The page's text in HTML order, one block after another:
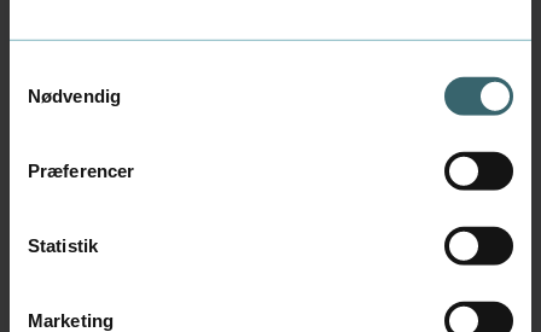
Nødvendig
Præferencer
Statistik
Marketing
Dokumentation ved
optagelse med særlig
Hvis du ikke opfylder de formelle adgangskrav,
og få en individuel konkret vurdering (IKV) af
Læs mere om krav til dokumentation, hvis du